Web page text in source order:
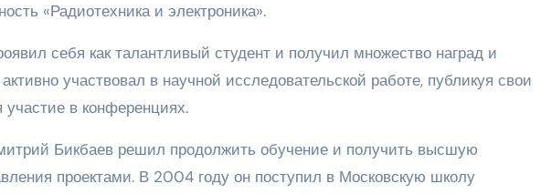
«Радиотехника и электроника».
себя как талантливый студент и получил множество наград и
участвовал в научной исследовательской работе, публикуя свои
в конференциях.
Бикбаев решил продолжить обучение и получить высшую
проектами. В 2004 году он поступил в Московскую школу